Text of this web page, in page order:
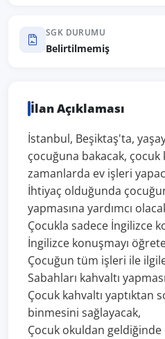
SGK DURUMU
Belirtilmemiş
İlan Açıklaması
İstanbul, Beşiktaş'ta,
çocuğuna bakacak,
zamanlarda ev işleri
İhtiyaç olduğunda
yapmasına yardımcı
Çocukla sadece İngilizce
İngilizce konuşmayı
Çocuğun tüm işleri ile
Sabahları kahvaltı
Çocuk kahvaltı yaptıktan
binmesini sağlayacak,
Çocuk okuldan